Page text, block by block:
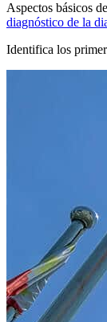
Aspectos básicos
diagnóstico de la
Identifica los